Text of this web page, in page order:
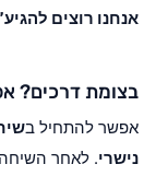
אנחנו רוצים
בצומת דרכים?
אפשר להתחיל ב
נישרי. לאחר